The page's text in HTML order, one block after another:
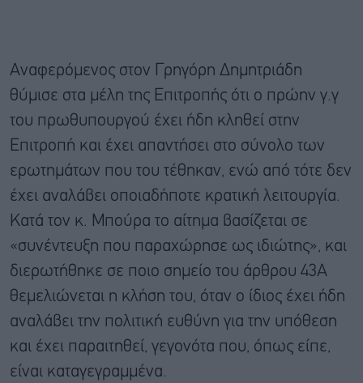
Αναφερόμενος στον Γρηγόρη Δημητριάδη
θύμισε στα μέλη της Επιτροπής ότι ο πρώην γ.γ
του πρωθυπουργού έχει ήδη κληθεί στην
Επιτροπή και έχει απαντήσει στο σύνολο των
ερωτημάτων που του τέθηκαν, ενώ από τότε δεν
έχει αναλάβει οποιαδήποτε κρατική λειτουργία.
Κατά τον κ. Μπούρα το αίτημα βασίζεται σε
«συνέντευξη που παραχώρησε ως ιδιώτης», και
διερωτήθηκε σε ποιο σημείο του άρθρου 43Α
θεμελιώνεται η κλήση του, όταν ο ίδιος έχει ήδη
αναλάβει την πολιτική ευθύνη για την υπόθεση
και έχει παραιτηθεί, γεγονότα που, όπως είπε,
είναι καταγεγραμμένα.